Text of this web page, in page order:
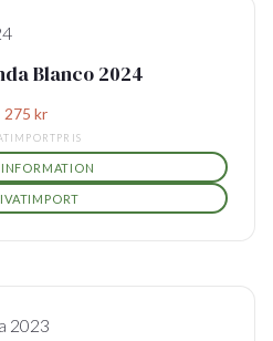
Blanco 2024
275 kr
INFORMATION